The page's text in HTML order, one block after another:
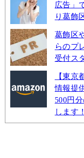
広告」
り葛飾
葛飾区
らのプ
受付ス
【東
情報提
500円
します！